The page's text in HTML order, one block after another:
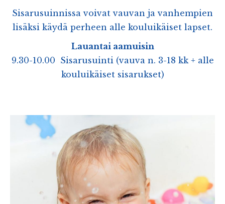
Sisarusuinnissa voivat vauvan ja vanhempien
lisäksi käydä perheen alle kouluikäiset lapset.
Lauantai aamuisin
9.30-10.00 Sisarusuinti (vauva n. 3-18 kk + alle
kouluikäiset sisarukset)